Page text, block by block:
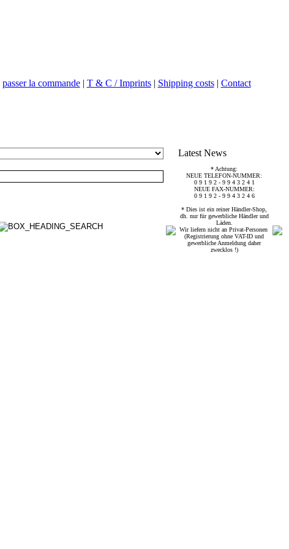
passer la commande| T & C / Imprints| Shipping costs| Contact
Latest News
* Achtung:
NEUE TELEFON-NUMMER:
0 9 1 9 2 - 9 9 4 3 2 4 1
NEUE FAX-NUMMER:
0 9 1 9 2 - 9 9 4 3 2 4 6
* Dies ist ein reiner Händler-Shop,
dh. nur für gewerbliche Händler und
Läden.
Wir liefern nicht an Privat-Personen
(Registrierung ohne VAT-ID und
gewerbliche Anmeldung daher
zwecklos !)